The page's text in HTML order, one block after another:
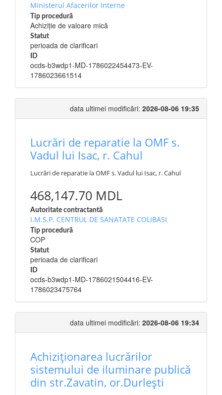
Ministerul Afacerilor Interne
Tip procedură
Achiziție de valoare mică
Statut
perioada de clarificari
ID
ocds-b3wdp1-MD-1786022454473-EV-
1786023661514
data ultimei modificări: 2026-08-06 19:35
Lucrări de reparatie la OMF s.
Vadul lui Isac, r. Cahul
Lucrări de reparatie la OMF s. Vadul lui Isac, r. Cahul
468,147.70 MDL
Autoritate contractantă
I.M.S.P. CENTRUL DE SANATATE COLIBASI
Tip procedură
COP
Statut
perioada de clarificari
ID
ocds-b3wdp1-MD-1786021504416-EV-
1786023475764
data ultimei modificări: 2026-08-06 19:34
Achiziționarea lucrărilor
sistemului de iluminare publică
din str.Zavatin, or.Durlești